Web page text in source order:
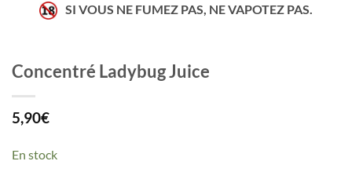
SI VOUS NE FUMEZ PAS, NE VAPOTEZ PAS.
Concentré Ladybug Juice
5,90€
En stock